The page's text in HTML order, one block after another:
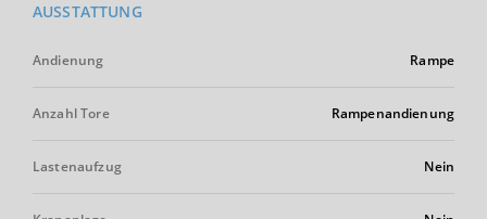
AUSSTATTUNG
Andienung Rampe
Anzahl Tore Rampenandienung
Lastenaufzug Nein